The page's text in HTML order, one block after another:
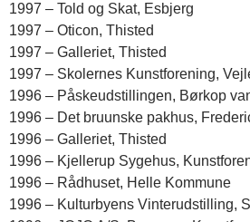
1997 – Told og Skat, Esbjerg
1997 – Oticon, Thisted
1997 – Galleriet, Thisted
1997 – Skolernes Kunstforening,
1996 – Påskeudstillingen, Børkop
1996 – Det bruunske pakhus,
1996 – Galleriet, Thisted
1996 – Kjellerup Sygehus,
1996 – Rådhuset, Helle Kommune
1996 – Kulturbyens Vinterudstilling,